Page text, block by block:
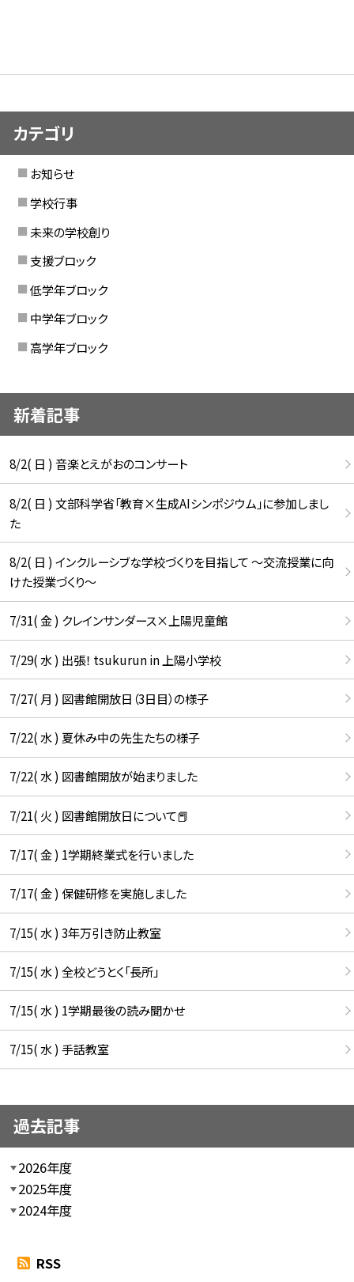
カテゴリ
お知らせ
学校行事
未来の学校創り
支援ブロック
低学年ブロック
中学年ブロック
高学年ブロック
新着記事
8/2( 日 ) 音楽とえがおのコンサート
8/2( 日 ) 文部科学省「教育×生成AIシンポジウム」に参加しまし
た
8/2( 日 ) インクルーシブな学校づくりを目指して ～交流授業に向
けた授業づくり～
7/31( 金 ) クレインサンダース×上陽児童館
7/29( 水 ) 出張！ tsukurun in 上陽小学校
7/27( 月 ) 図書館開放日（3日目）の様子
7/22( 水 ) 夏休み中の先生たちの様子
7/22( 水 ) 図書館開放が始まりました
7/21( 火 ) 図書館開放日について📕
7/17( 金 ) 1学期終業式を行いました
7/17( 金 ) 保健研修を実施しました
7/15( 水 ) 3年万引き防止教室
7/15( 水 ) 全校どうとく「長所」
7/15( 水 ) 1学期最後の読み聞かせ
7/15( 水 ) 手話教室
過去記事
2026年度
2025年度
2024年度
RSS